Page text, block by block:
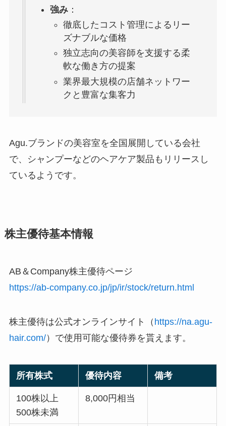
強み：
徹底したコスト管理によるリー
ズナブルな価格
独立志向の美容師を支援する柔
軟な働き方の提案
業界最大規模の店舗ネットワー
クと豊富な集客力
Agu.ブランドの美容室を全国展開している会社
で、シャンプーなどのヘアケア製品もリリースし
ているようです。
株主優待基本情報
AB＆Company株主優待ページ
https://ab-company.co.jp/jp/ir/stock/return.html
株主優待は公式オンラインサイト（ https://na.agu-
hair.com/）で使用可能な優待券を貰えます。
所有株式 優待内容 備考
100株以上
500株未満
8,000円相当